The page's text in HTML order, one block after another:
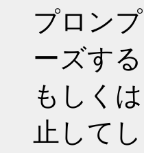
プロン
ーズする
もしく
止してし